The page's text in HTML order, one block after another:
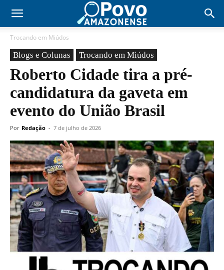
Trocando em Miúdos
Blogs e Colunas Trocando em Miúdos
Roberto Cidade tira a pré-
candidatura da gaveta em
evento do União Brasil
Por Redação - 7 de julho de 2026